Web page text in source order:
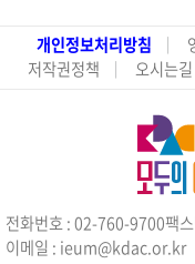
개인정보처리방침
저작권정책
오시는길
전화번호 : 02-760-9700팩
이메일 : ieum@kdac.or.kr